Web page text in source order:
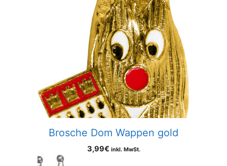
Brosche Dom Wappen gold
3,99€ inkl. MwSt.